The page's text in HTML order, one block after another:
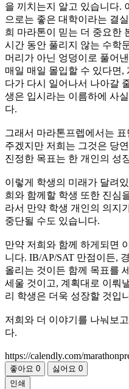
을 끼치는지 알고 있습니다.
으로는 좋은 대학이라는 결
희 마라톤이 믿는 더 중요한
시간 동안 풀리지 않는 수학
머리가 아닌 엉덩이로 풀어
매일 매일 몰입할 수 있다면,
다가 다시 일어나서 나아갈
생은 입시라는 이름하에 사
다.
그래서 마라톤프렙에서는
주겠지만 저희는 그것은 당
진정한 목표는 한 개인의 성
이렇게 학생의 미래가 달려
희와 함께할 학생 또한 진심
라서 만약 학생 개인의 의지
중단될 수도 있습니다.
만약 저희와 함께 하게되면
니다. IB/AP/SAT 만점이든,
올리는 것이든 함께 목표를
세울 것이고, 계획대로 이뤄
리 학생은 더욱 성장할 것입
저희와 더 이야기를 나눠보
다.
https://calendly.com/
좋아요 0 싫어요 0
인쇄